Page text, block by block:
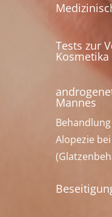
Tests zur
Kosmetika
Mannes
Alopezie